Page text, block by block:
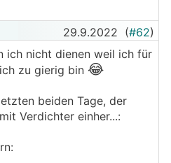
29.9.2022 (#62)
ich nicht dienen weil ich für
zu gierig bin 😂
beiden Tage, der
Verdichter einher...: